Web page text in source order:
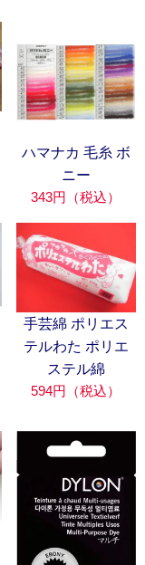
ハマナカ 毛糸 ボ
ニー
343円（税込）
手芸綿 ポリエス
テルわた ポリエ
ステル綿
594円（税込）